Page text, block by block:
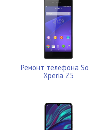
Ремонт телефона
Xperia Z5